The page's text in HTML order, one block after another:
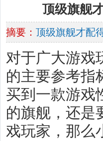
顶级旗舰
摘要： 顶级旗舰才配
对于广大游戏
的主要参考指
买到一款游戏
的旗舰，还是
戏玩家，那么